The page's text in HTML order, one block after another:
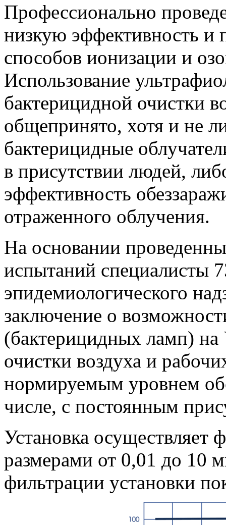
Профессионально
низкую эффективность и
способов ионизации и
Использование
бактерицидной очистки
общепринято, хотя и не
бактерицидные
в присутствии людей,
эффективность
отраженного облучения.
На основании
испытаний специалисты
эпидемиологического
заключение о
(бактерицидных ламп)
очистки воздуха и
нормируемым уровнем
числе, с постоянным
Установка осуществляет
размерами от 0,01 до 10
фильтрации установки